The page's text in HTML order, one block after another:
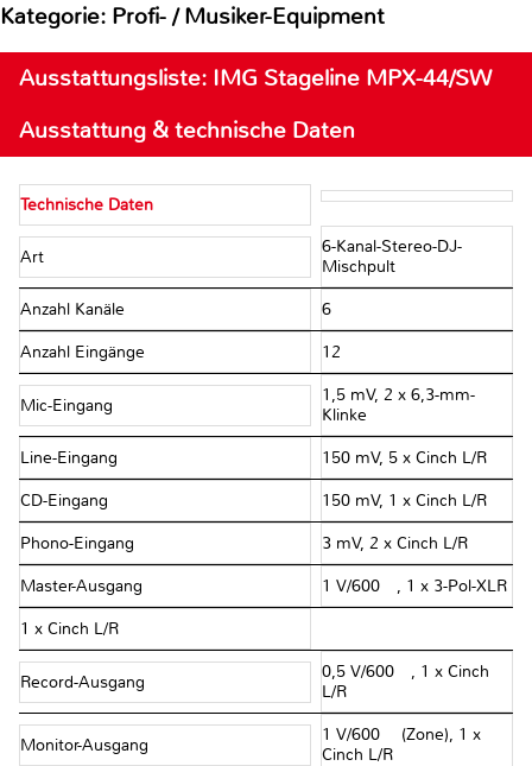
Kategorie: Profi- / Musiker-Equipment
Ausstattungsliste: IMG Stageline MPX-44/SW
Ausstattung & technische Daten
Technische Daten
Art
6-Kanal-Stereo-DJ-
Mischpult
Anzahl Kanäle 6
Anzahl Eingänge 12
Mic-Eingang
1,5 mV, 2 x 6,3-mm-
Klinke
Line-Eingang 150 mV, 5 x Cinch L/R
CD-Eingang 150 mV, 1 x Cinch L/R
Phono-Eingang 3 mV, 2 x Cinch L/R
Master-Ausgang 1 V/600 Ω, 1 x 3-Pol-XLR
1 x Cinch L/R
Record-Ausgang
0,5 V/600 Ω, 1 x Cinch
L/R
Monitor-Ausgang
1 V/600 Ω (Zone), 1 x
Cinch L/R